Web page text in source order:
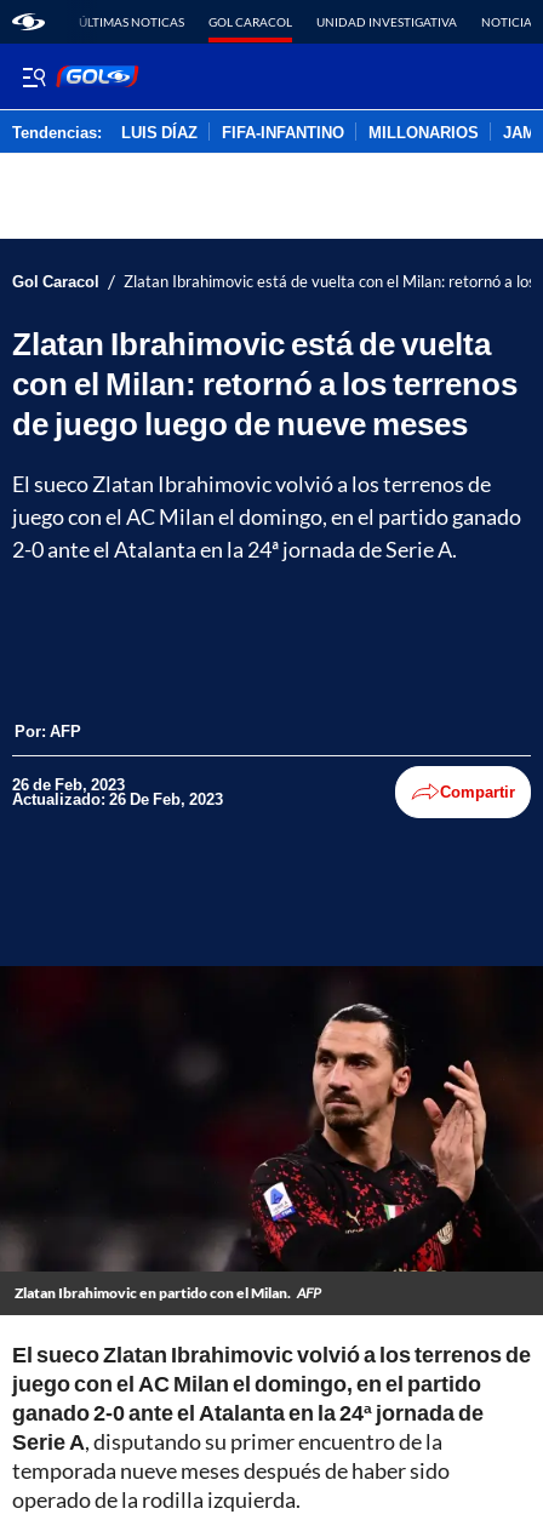
ÚLTIMAS NOTICAS GOL CARACOL UNIDAD INVESTIGATIVA NOTICIAS
Tendencias: LUIS DÍAZ FIFA-INFANTINO MILLONARIOS
Gol Caracol / Zlatan Ibrahimovic está de vuelta con el Milan: retornó a los
Zlatan Ibrahimovic está de vuelta
con el Milan: retornó a los terrenos
de juego luego de nueve meses
El sueco Zlatan Ibrahimovic volvió a los terrenos de
juego con el AC Milan el domingo, en el partido ganado
2-0 ante el Atalanta en la 24ª jornada de Serie A.
Por: AFP
26 de Feb, 2023
Actualizado: 26 De Feb, 2023 Compartir
Zlatan Ibrahimovic en partido con el Milan. AFP
El sueco Zlatan Ibrahimovic volvió a los terrenos de
juego con el AC Milan el domingo, en el partido
ganado 2-0 ante el Atalanta en la 24ª jornada de
Serie A, disputando su primer encuentro de la
temporada nueve meses después de haber sido
operado de la rodilla izquierda.